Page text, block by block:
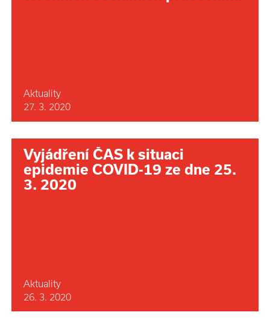
Aktuality
27. 3. 2020
Vyjádření ČAS k situaci
epidemie COVID-19 ze dne 25.
3. 2020
Aktuality
26. 3. 2020